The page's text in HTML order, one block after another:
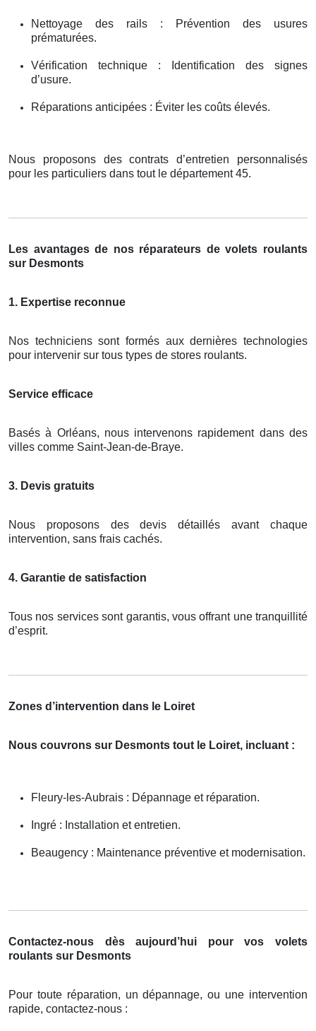
Nettoyage des rails : Prévention des usures
prématurées.
Vérification technique : Identification des signes
d’usure.
Réparations anticipées : Éviter les coûts élevés.
Nous proposons des contrats d’entretien personnalisés
pour les particuliers dans tout le département 45.
Les avantages de nos réparateurs de volets roulants
sur Desmonts
1. Expertise reconnue
Nos techniciens sont formés aux dernières technologies
pour intervenir sur tous types de stores roulants.
Service efficace
Basés à Orléans, nous intervenons rapidement dans des
villes comme Saint-Jean-de-Braye.
3. Devis gratuits
Nous proposons des devis détaillés avant chaque
intervention, sans frais cachés.
4. Garantie de satisfaction
Tous nos services sont garantis, vous offrant une tranquillité
d’esprit.
Zones d’intervention dans le Loiret
Nous couvrons sur Desmonts tout le Loiret, incluant :
Fleury-les-Aubrais : Dépannage et réparation.
Ingré : Installation et entretien.
Beaugency : Maintenance préventive et modernisation.
Contactez-nous dès aujourd’hui pour vos volets
roulants sur Desmonts
Pour toute réparation, un dépannage, ou une intervention
rapide, contactez-nous :